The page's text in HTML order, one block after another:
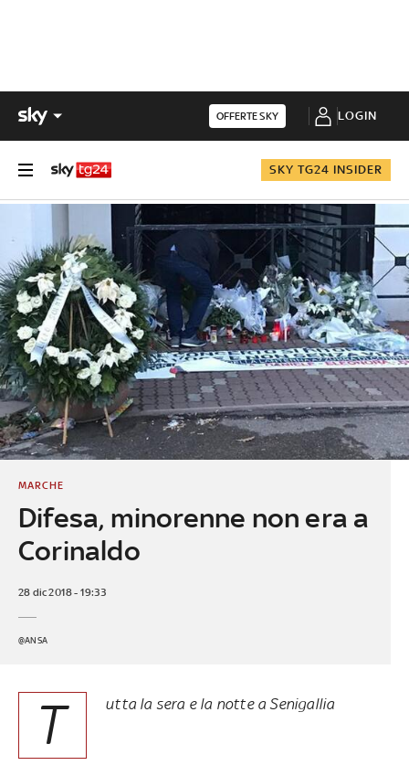
OFFERTE SKY LOGIN
SKY TG24 INSIDER
Difesa, minorenne non era a
Corinaldo
MARCHE
28 dic 2018 - 19:33
@ANSA
T utta la sera e la notte a Senigallia